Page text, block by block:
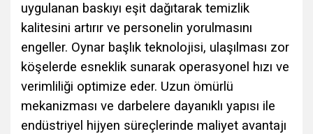
uygulanan baskıyı eşit dağıtarak temizlik
kalitesini artırır ve personelin yorulmasını
engeller. Oynar başlık teknolojisi, ulaşılması zor
köşelerde esneklik sunarak operasyonel hızı ve
verimliliği optimize eder. Uzun ömürlü
mekanizması ve darbelere dayanıklı yapısı ile
endüstriyel hijyen süreçlerinde maliyet avantajı